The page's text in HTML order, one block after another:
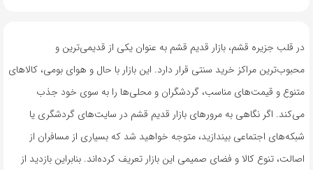
در قلب جزیره قشم، بازار قدیم قشم به عنوان یکی از قدیمی‌ترین و
محبوب‌ترین مراکز خرید سنتی قرار دارد. این بازار با حال و هوای بومی، کالاهای
متنوع و قیمت‌های مناسب، گردشگران و محلی‌ها را به سوی خود جذب
می‌کند. اگر نگاهی به مرورهای بازار قدیم قشم در سایت‌های گردشگری یا
شبکه‌های اجتماعی بیندازید، متوجه خواهید شد که بسیاری از مسافران از
اصالت، تنوع کالا و فضای صمیمی این بازار تعریف کرده‌اند. بنابراین بازدید از